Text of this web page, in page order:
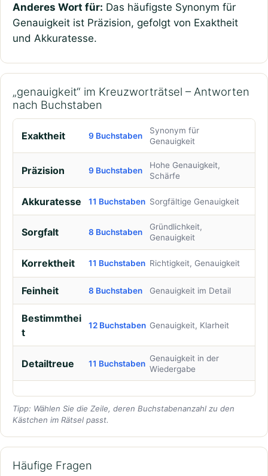
Anderes Wort für: Das häufigste Synonym für
Genauigkeit ist Präzision, gefolgt von Exaktheit
und Akkuratesse.
„genauigkeit“ im Kreuzworträtsel – Antworten
nach Buchstaben
Exaktheit 9 Buchstaben
Synonym für
Genauigkeit
Präzision 9 Buchstaben
Hohe Genauigkeit,
Schärfe
Akkuratesse 11 Buchstaben Sorgfältige Genauigkeit
Sorgfalt 8 Buchstaben
Gründlichkeit,
Genauigkeit
Korrektheit 11 Buchstaben Richtigkeit, Genauigkeit
Feinheit 8 Buchstaben Genauigkeit im Detail
Bestimmthei
t
12 Buchstaben Genauigkeit, Klarheit
Detailtreue 11 Buchstaben
Genauigkeit in der
Wiedergabe
Tipp: Wählen Sie die Zeile, deren Buchstabenanzahl zu den
Kästchen im Rätsel passt.
Häufige Fragen